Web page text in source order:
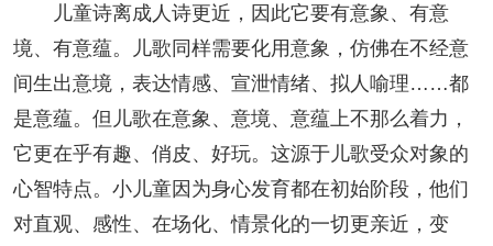
儿童诗离成人诗更近，因此它要有意象、有意
境、有意蕴。儿歌同样需要化用意象，仿佛在不经意
间生出意境，表达情感、宣泄情绪、拟人喻理……都
是意蕴。但儿歌在意象、意境、意蕴上不那么着力，
它更在乎有趣、俏皮、好玩。这源于儿歌受众对象的
心智特点。小儿童因为身心发育都在初始阶段，他们
对直观、感性、在场化、情景化的一切更亲近，变